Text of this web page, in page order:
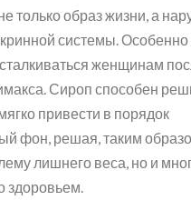
только образ жизни, а
системы. Особенно
женщинам
Сироп способен
привести в порядок
фон, решая, таким
лишнего веса, но и
здоровьем.